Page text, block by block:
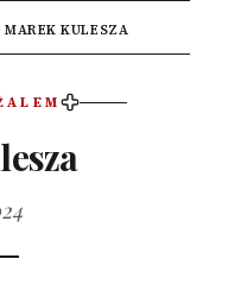
MAREK KULESZA